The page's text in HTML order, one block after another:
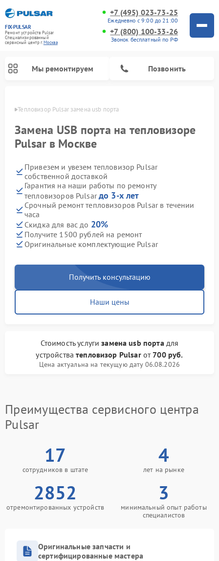
FIX-PULSAR
Ремонт устройств Pulsar
Специализированный
cервисный центр г.Москва
+7 (495) 023-73-25
Ежедневно с 9:00 до 21:00
+7 (800) 100-33-26
Звонок бесплатный по РФ
Мы ремонтируем Позвонить
Тепловизор Pulsar замена usb порта
Замена USB порта на тепловизоре
Pulsar в Москве
Привезем и увезем тепловизор Pulsar
собственной доставкой
Гарантия на наши работы по ремонту
тепловизоров Pulsarдо 3-х лет
Срочный ремонт тепловизоров Pulsar в течении
часа
Скидка для вас до 20%
Получите 1500 рублей на ремонт
Оригинальные комплектующие Pulsar
Получить консультацию
Наши цены
Стоимость услугизамена usb портадля
устройстватепловизор Pulsarот 700 руб.
Цена актуальна на текущую дату 06.08.2026
Преимущества сервисного центра
Pulsar
17
сотрудников в штате
4
лет на рынке
2852
отремонтированных устройств
3
минимальный опыт работы
специалистов
Оригинальные запчасти и
сертифицированные мастера